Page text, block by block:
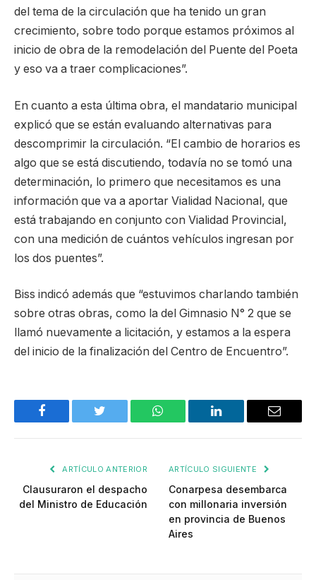
del tema de la circulación que ha tenido un gran
crecimiento, sobre todo porque estamos próximos al
inicio de obra de la remodelación del Puente del Poeta
y eso va a traer complicaciones”.
En cuanto a esta última obra, el mandatario municipal
explicó que se están evaluando alternativas para
descomprimir la circulación. “El cambio de horarios es
algo que se está discutiendo, todavía no se tomó una
determinación, lo primero que necesitamos es una
información que va a aportar Vialidad Nacional, que
está trabajando en conjunto con Vialidad Provincial,
con una medición de cuántos vehículos ingresan por
los dos puentes”.
Biss indicó además que “estuvimos charlando también
sobre otras obras, como la del Gimnasio N° 2 que se
llamó nuevamente a licitación, y estamos a la espera
del inicio de la finalización del Centro de Encuentro”.
Facebook Twitter WhatsApp LinkedIn Email
ARTÍCULO ANTERIOR
Clausuraron el despacho
del Ministro de Educación
ARTÍCULO SIGUIENTE
Conarpesa desembarca
con millonaria inversión
en provincia de Buenos
Aires